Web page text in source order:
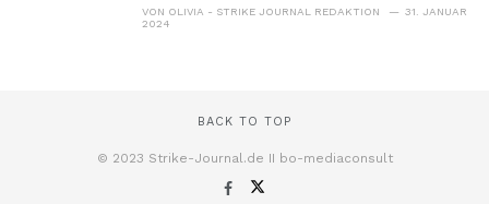
VON OLIVIA - STRIKE JOURNAL REDAKTION
31. JANUAR
2024
BACK TO TOP
© 2023 Strike-Journal.de II bo-mediaconsult